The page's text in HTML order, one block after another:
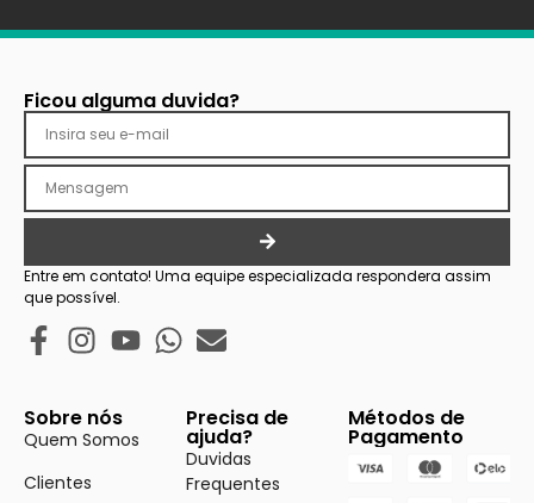
Ficou alguma duvida?
Entre em contato! Uma equipe especializada respondera assim
que possível.
Sobre nós
Quem Somos
Clientes
Precisa de
ajuda?
Duvidas
Frequentes
Métodos de
Pagamento